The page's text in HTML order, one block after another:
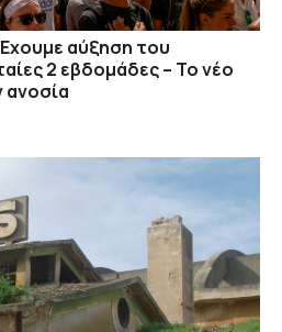
αύξηση του
2 εβδομάδες – Το νέο
ανοσία